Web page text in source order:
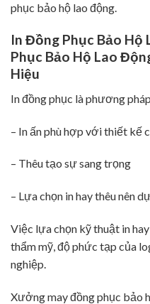
phục bảo hộ lao động.
In Đồng Phục Bảo
Phục Bảo Hộ Lao
Hiệu
In đồng phục là phương
– In ấn phù hợp với thiết kế
– Thêu tạo sự sang trọng
– Lựa chọn in hay thêu nên
Việc lựa chọn kỹ thuật in
thẩm mỹ, độ phức tạp của
nghiệp.
Xưởng may đồng phục bảo